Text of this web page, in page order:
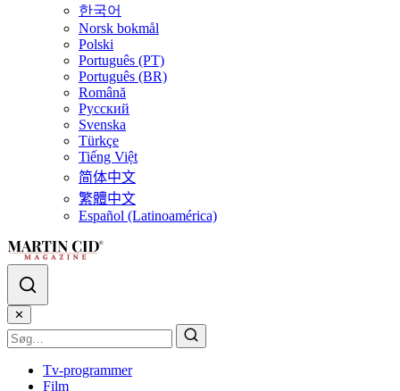
한국어
Norsk bokmål
Polski
Português (PT)
Português (BR)
Română
Русский
Svenska
Türkçe
Tiếng Việt
简体中文
繁體中文
Español (Latinoamérica)
✕
Tv-programmer
Film